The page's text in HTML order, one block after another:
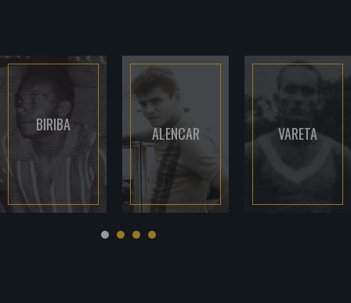
BIRIBA ALENCAR VARETA